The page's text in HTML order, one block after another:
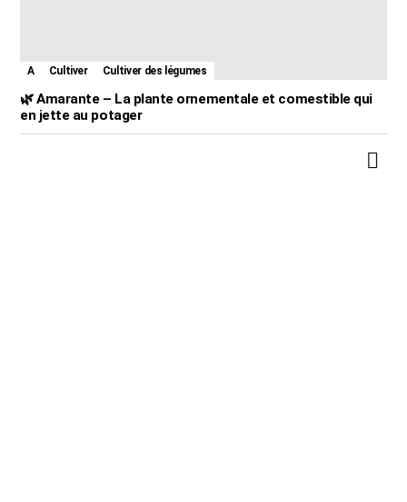
A Cultiver Cultiver des légumes
🌿 Amarante – La plante ornementale et comestible qui
en jette au potager